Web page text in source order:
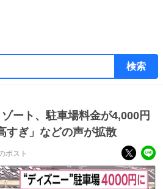
検索
ート、駐車場料金が4,000円
ぎ」などの声が拡散
ポスト